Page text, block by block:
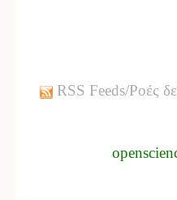
RSS Feeds/Ροές